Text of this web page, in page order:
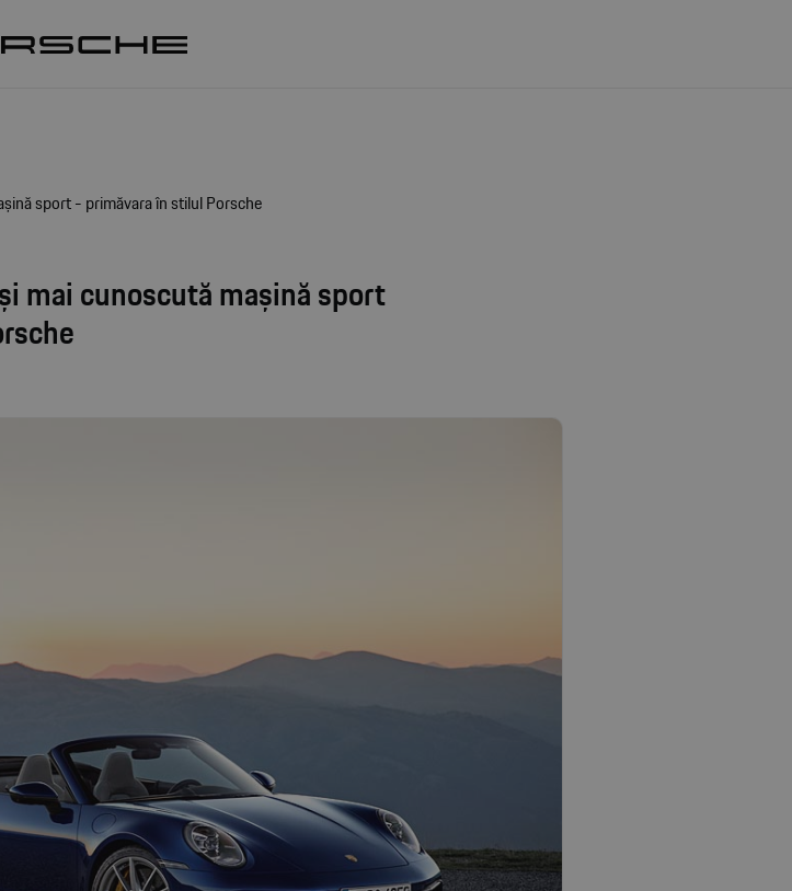
sport - primăvara în stilul Porsche
mai cunoscută mașină sport